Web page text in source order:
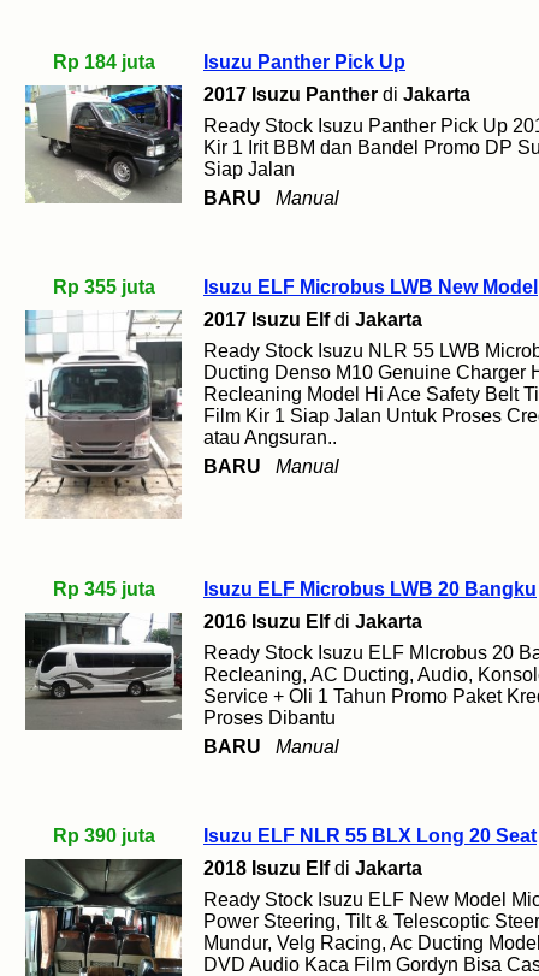
Rp 184 juta
Isuzu Panther Pick Up
2017 Isuzu Panther di Jakarta
Ready Stock Isuzu Panther Pick Up
Kir 1 Irit BBM dan Bandel Promo DP
Siap Jalan
BARU
Manual
Rp 355 juta
Isuzu ELF Microbus LWB New Model
2017 Isuzu Elfdi Jakarta
Ready Stock Isuzu NLR 55 LWB
Ducting Denso M10 Genuine Charger
Recleaning Model Hi Ace Safety Belt
Film Kir 1 Siap Jalan Untuk Proses
atau Angsuran..
BARU
Manual
Rp 345 juta
Isuzu ELF Microbus LWB 20 Bangku
2016 Isuzu Elfdi Jakarta
Ready Stock Isuzu ELF MIcrobus 20
Recleaning, AC Ducting, Audio,
Service + Oli 1 Tahun Promo Paket
Proses Dibantu
BARU
Manual
Rp 390 juta
Isuzu ELF NLR 55 BLX Long 20 Seat
2018 Isuzu Elfdi Jakarta
Ready Stock Isuzu ELF New Model
Power Steering, Tilt & Telescoptic
Mundur, Velg Racing, Ac Ducting
DVD Audio Kaca Film Gordyn Bisa